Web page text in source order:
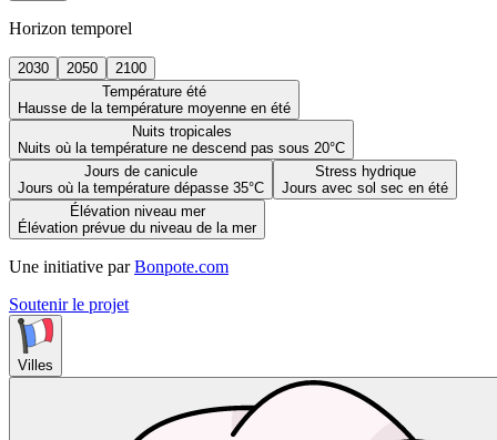
Horizon temporel
2030 2050
2100
Température été
Hausse de la température moyenne en été
Nuits tropicales
Nuits où la température ne descend pas sous 20°C
Jours de canicule
Jours où la température dépasse 35°C
Stress hydrique
Jours avec sol sec en été
Élévation niveau mer
Élévation prévue du niveau de la mer
Une initiative par Bonpote.com
Soutenir le projet
Villes